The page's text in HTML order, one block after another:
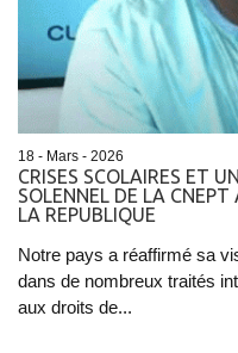
18 - Mars - 2026
CRISES SCOLAIRES ET
SOLENNEL DE LA
LA REPUBLIQUE
Notre pays a réaffirmé sa
dans de nombreux traités
aux droits de...